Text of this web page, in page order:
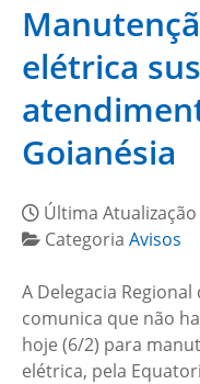
elétrica
Goianésia
Última
Categoria Avisos
A Delegacia
comunica que não
hoje (6/2) para
elétrica, pela